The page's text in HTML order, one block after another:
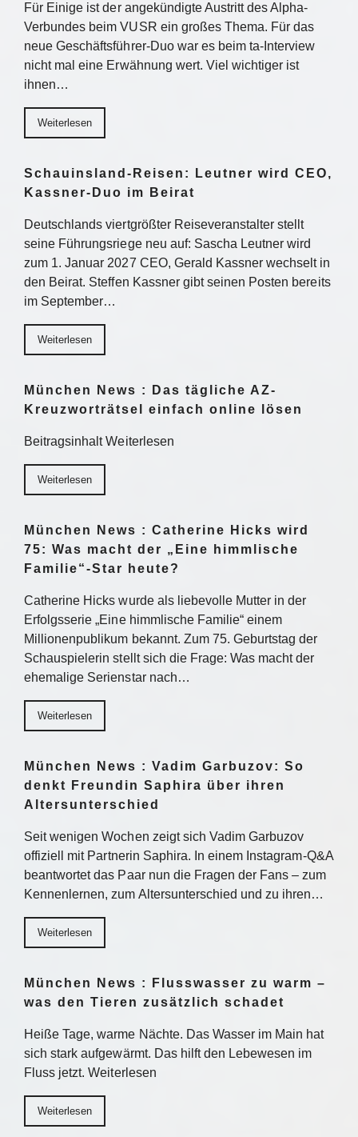
Für Einige ist der angekündigte Austritt des Alpha-
Verbundes beim VUSR ein großes Thema. Für das
neue Geschäftsführer-Duo war es beim ta-Interview
nicht mal eine Erwähnung wert. Viel wichtiger ist
ihnen…
Weiterlesen
Schauinsland-Reisen: Leutner wird CEO,
Kassner-Duo im Beirat
Deutschlands viertgrößter Reiseveranstalter stellt
seine Führungsriege neu auf: Sascha Leutner wird
zum 1. Januar 2027 CEO, Gerald Kassner wechselt in
den Beirat. Steffen Kassner gibt seinen Posten bereits
im September…
Weiterlesen
München News : Das tägliche AZ-
Kreuzworträtsel einfach online lösen
Beitragsinhalt Weiterlesen
Weiterlesen
München News : Catherine Hicks wird
75: Was macht der „Eine himmlische
Familie“-Star heute?
Catherine Hicks wurde als liebevolle Mutter in der
Erfolgsserie „Eine himmlische Familie“ einem
Millionenpublikum bekannt. Zum 75. Geburtstag der
Schauspielerin stellt sich die Frage: Was macht der
ehemalige Serienstar nach…
Weiterlesen
München News : Vadim Garbuzov: So
denkt Freundin Saphira über ihren
Altersunterschied
Seit wenigen Wochen zeigt sich Vadim Garbuzov
offiziell mit Partnerin Saphira. In einem Instagram-Q&A
beantwortet das Paar nun die Fragen der Fans – zum
Kennenlernen, zum Altersunterschied und zu ihren…
Weiterlesen
München News : Flusswasser zu warm –
was den Tieren zusätzlich schadet
Heiße Tage, warme Nächte. Das Wasser im Main hat
sich stark aufgewärmt. Das hilft den Lebewesen im
Fluss jetzt. Weiterlesen
Weiterlesen